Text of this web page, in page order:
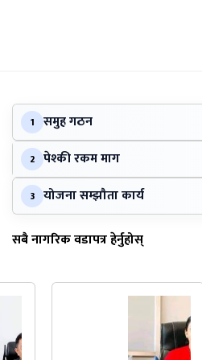
1 समुह गठन
2 पेश्की रकम माग
3 योजना सम्झौता कार्य
सबै नागरिक वडापत्र हेर्नुहोस्